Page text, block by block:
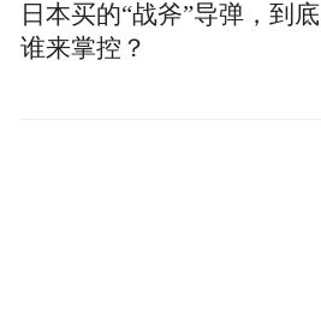
日本买的“战斧”导弹，到底
谁来掌控？